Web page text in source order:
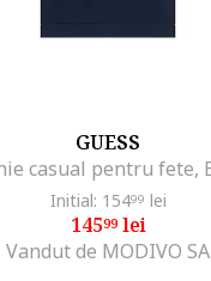
GUESS
Initial: 15499 lei
14599lei
Vandut de MODIVO SA